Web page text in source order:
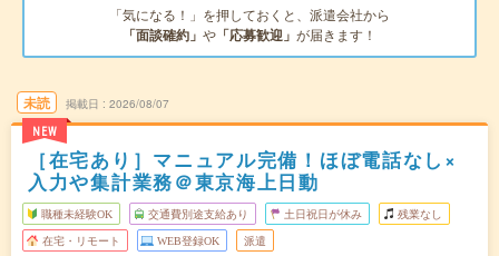
「気になる！」を押しておくと、派遣会社から
「面談確約」 や 「応募歓迎」 が届きます！
未読
NEW
掲載日 2026/08/07
［在宅あり］マニュアル完備！ほぼ電話なし×
入力や集計業務＠東京海上日動
職種未経験OK 交通費別途支給あり 土日祝日が休み 残業なし
在宅・リモート WEB登録OK 派遣